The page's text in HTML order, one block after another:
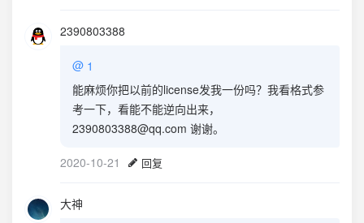
2390803388
@ 1
能麻烦你把以前的license发我一份吗？我看格式参
考一下，看能不能逆向出来，
2390803388@qq.com 谢谢。
2020-10-21 回复
大神